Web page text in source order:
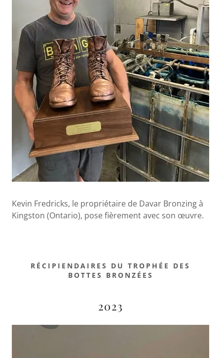
Kevin Fredricks, le propriétaire de Davar Bronzing à
Kingston (Ontario), pose fièrement avec son œuvre.
RÉCIPIENDAIRES DU TROPHÉE DES
BOTTES BRONZÉES
2023